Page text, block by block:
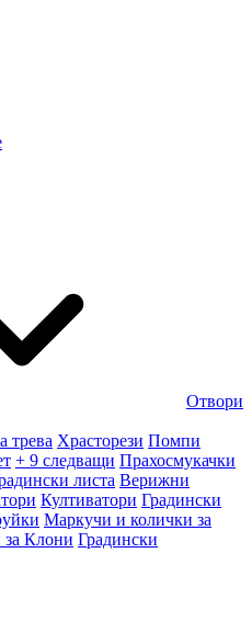
Отвори
трева Храсторези Помпи
+ 9 следващи Прахосмукачки
листа Верижни
Култиватори Градински
Маркучи и колички за
Клони Градински